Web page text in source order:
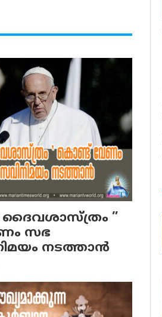
ദൈവശാസ്ത്രം ”
സഭ
നടത്താൻ